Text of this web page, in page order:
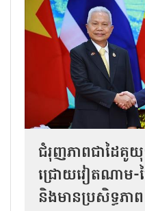
ជំរុញភាពជាដៃគូយុ
ជ្រោយវៀតណាម-ថ
និងមានប្រសិទ្ធភាព